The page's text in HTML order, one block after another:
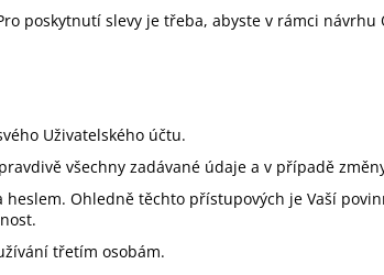
poskytnutí slevy je třeba, abyste v rámci
Uživatelského účtu.
všechny zadávané údaje a v případě
Ohledně těchto přístupových je Vaší
třetím osobám.